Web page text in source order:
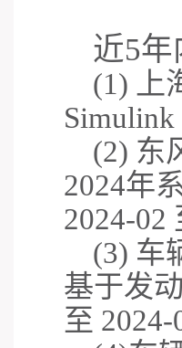
近5
(1)
Simulink
(2) 东
2024年
2024-02
(3) 车
基于发
至 2024-